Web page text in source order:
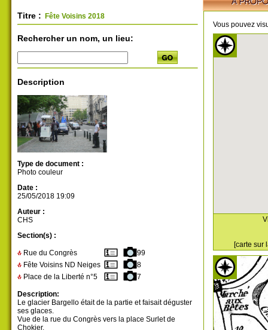
Titre : Fête Voisins 2018
Rechercher un nom, un lieu:
Description
Type de document :
Photo couleur
Date :
25/05/2018 19:09
Auteur :
CHS
Section(s) :
Rue du Congrès
99
Fête Voisins ND Neiges
8
Place de la Liberté n°5
7
Description:
Le glacier Bargello était de la partie et faisait déguster
ses glaces.
Vue de la rue du Congrès vers la place Surlet de
Chokier.
Vous pouvez
[carte sur